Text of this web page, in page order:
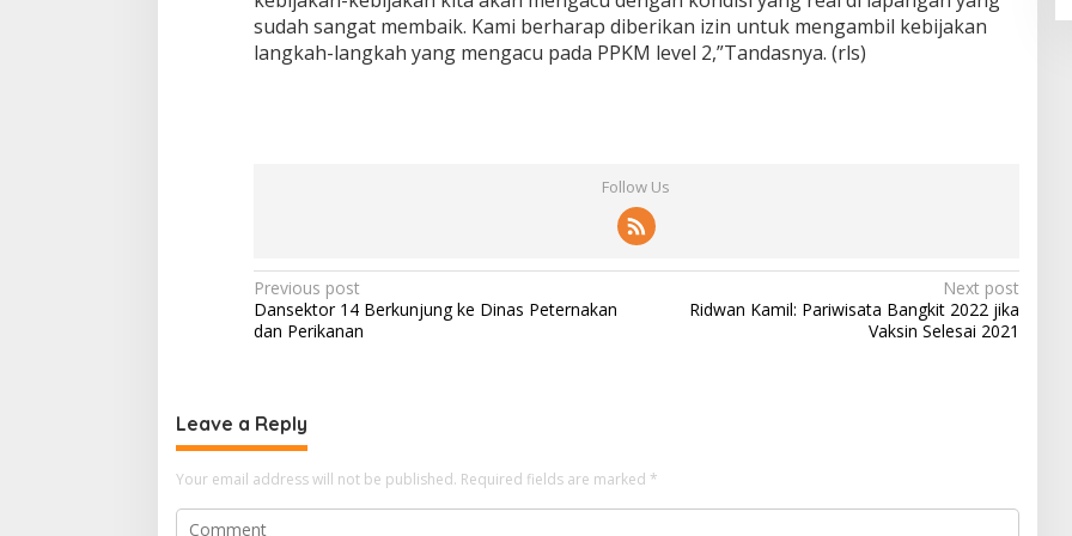
sudah sangat membaik. Kami berharap diberikan izin untuk mengambil kebijakan
langkah-langkah yang mengacu pada PPKM level 2,”Tandasnya. (rls)
Follow Us
Post
navigation
Previous post
Dansektor 14 Berkunjung ke Dinas Peternakan
dan Perikanan
Next post
Ridwan Kamil: Pariwisata Bangkit 2022 jika
Vaksin Selesai 2021
Leave a Reply
Your email address will not be published. Required fields are marked *